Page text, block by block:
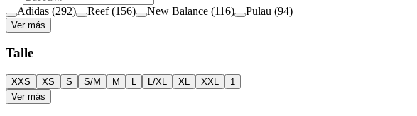
Adidas (292) Reef (156) New Balance (116) Pulau (94)
Ver más
Talle
XXS XS S S/M M L L/XL XL XXL
1
Ver más